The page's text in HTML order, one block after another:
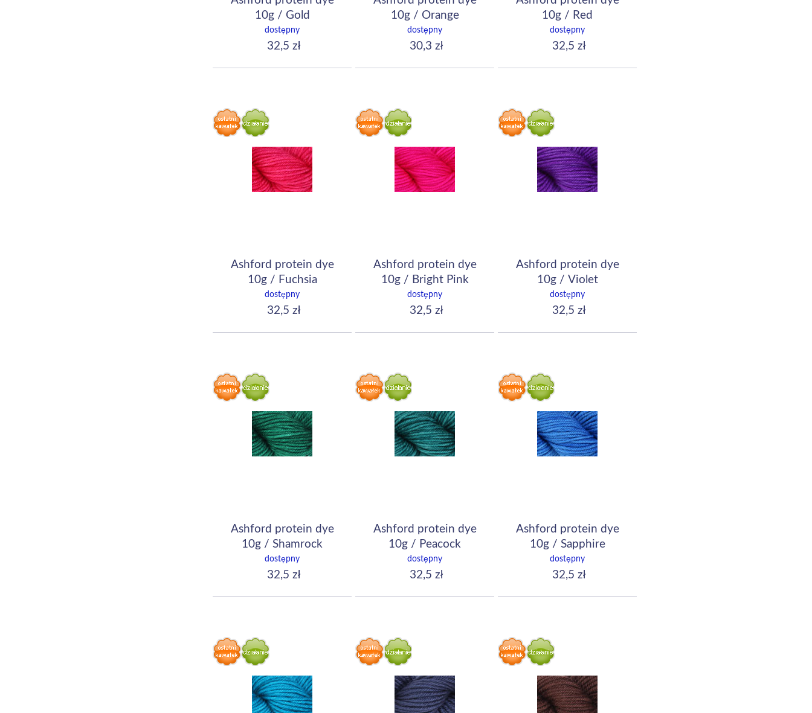
10g / Gold
dostępny
32,5 zł
10g / Orange
dostępny
30,3 zł
10g / Red
dostępny
32,5 zł
Ashford protein dye
10g / Fuchsia
dostępny
32,5 zł
Ashford protein dye
10g / Bright Pink
dostępny
32,5 zł
Ashford protein dye
10g / Violet
dostępny
32,5 zł
Ashford protein dye
10g / Shamrock
dostępny
32,5 zł
Ashford protein dye
10g / Peacock
dostępny
32,5 zł
Ashford protein dye
10g / Sapphire
dostępny
32,5 zł